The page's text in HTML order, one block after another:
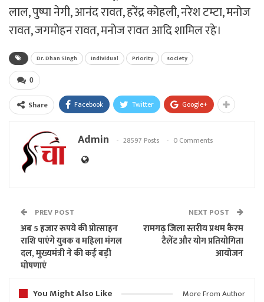
लाल, पुष्पा नेगी, आनंद रावत, हरेंद्र कोहली, नरेश टम्टा, मनोज
रावत, जगमोहन रावत, मनोज रावत आदि शामिल रहे।
Dr. Dhan Singh Individual Priority society
0
Share Facebook Twitter Google+
Admin 28597 Posts 0 Comments
PREV POST
अब 5 हजार रूपये की प्रोत्साहन
राशि पाएंगे युवक व महिला मंगल
दल, मुख्यमंत्री ने की कई बड़ी
घोषणाएं
NEXT POST
रामगढ़ जिला स्तरीय प्रथम कैरम
टैलेंट और योग प्रतियोगिता
आयोजन
You Might Also Like More From Author